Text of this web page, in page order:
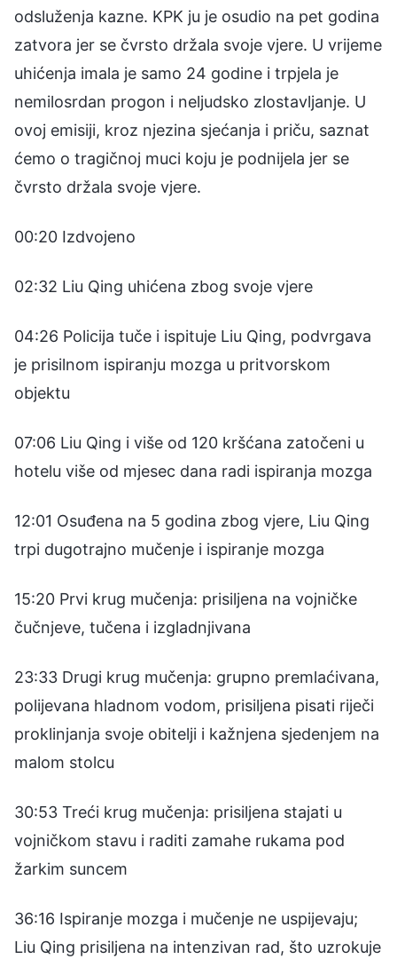
odsluženja kazne. KPK ju je osudio na pet godina
zatvora jer se čvrsto držala svoje vjere. U vrijeme
uhićenja imala je samo 24 godine i trpjela je
nemilosrdan progon i neljudsko zlostavljanje. U
ovoj emisiji, kroz njezina sjećanja i priču, saznat
ćemo o tragičnoj muci koju je podnijela jer se
čvrsto držala svoje vjere.
00:20 Izdvojeno
02:32 Liu Qing uhićena zbog svoje vjere
04:26 Policija tuče i ispituje Liu Qing, podvrgava
je prisilnom ispiranju mozga u pritvorskom
objektu
07:06 Liu Qing i više od 120 kršćana zatočeni u
hotelu više od mjesec dana radi ispiranja mozga
12:01 Osuđena na 5 godina zbog vjere, Liu Qing
trpi dugotrajno mučenje i ispiranje mozga
15:20 Prvi krug mučenja: prisiljena na vojničke
čučnjeve, tučena i izgladnjivana
23:33 Drugi krug mučenja: grupno premlaćivana,
polijevana hladnom vodom, prisiljena pisati riječi
proklinjanja svoje obitelji i kažnjena sjedenjem na
malom stolcu
30:53 Treći krug mučenja: prisiljena stajati u
vojničkom stavu i raditi zamahe rukama pod
žarkim suncem
36:16 Ispiranje mozga i mučenje ne uspijevaju;
Liu Qing prisiljena na intenzivan rad, što uzrokuje